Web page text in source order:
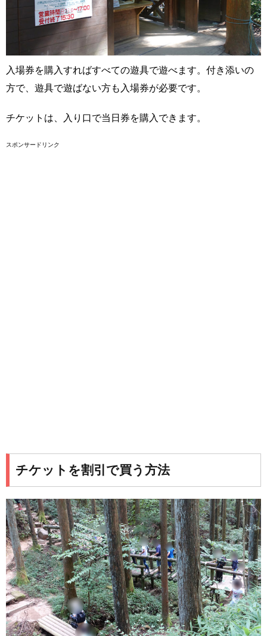
入場券を購入すればすべての遊具で遊べます。付き添いの
方で、遊具で遊ばない方も入場券が必要です。
チケットは、入り口で当日券を購入できます。
スポンサードリンク
チケットを割引で買う方法